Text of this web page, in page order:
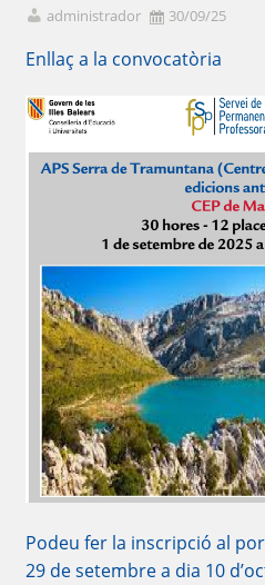
administrador 30/09/25
Enllaç a la convocatòria
Podeu fer la inscripció al
29 de setembre a dia 10